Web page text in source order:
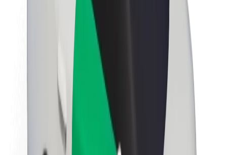
Apie „Bolt“
„Bolt“ tvarumo politika
Projektas „Zero“
Tinklaraštis
Naujienų centras
Prekių ženklo gairės
Misija
Investuotojams
Vadovybė